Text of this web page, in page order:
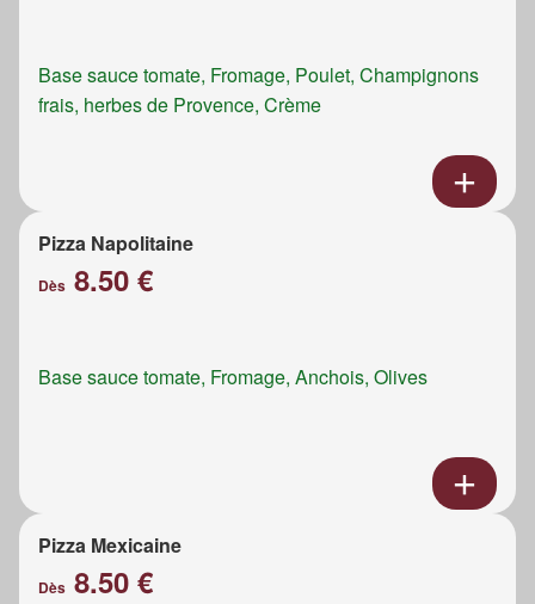
Base sauce tomate, Fromage, Poulet, Champignons
frais, herbes de Provence, Crème
Pizza Napolitaine
Dès 8.50 €
Base sauce tomate, Fromage, Anchois, Olives
Pizza Mexicaine
Dès 8.50 €